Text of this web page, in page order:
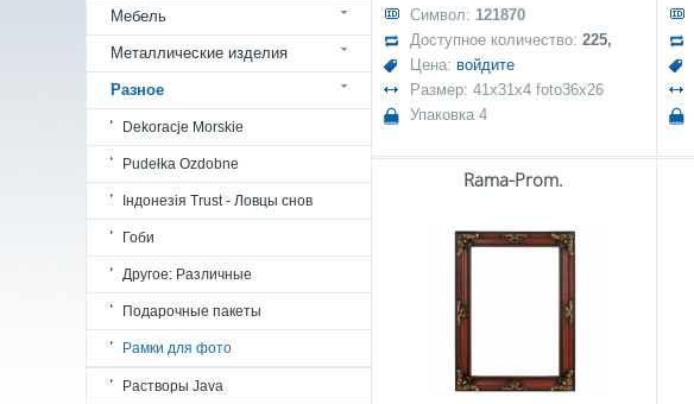
Мебель
Металлические изделия
Разное
Dekoracje Morskie
Pudełka Ozdobne
Індонезія Trust - Ловцы снов
Гоби
Другое: Различные
Подарочные пакеты
Рамки для фото
Растворы Java
Символ: 121870
Доступное количество: 225,
Цена: войдите
Размер: 41x31x4 foto36x26
Упаковка 4
Rama-Prom.